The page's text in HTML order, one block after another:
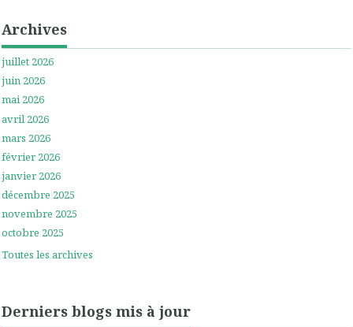
Archives
juillet 2026
juin 2026
mai 2026
avril 2026
mars 2026
février 2026
janvier 2026
décembre 2025
novembre 2025
octobre 2025
Toutes les archives
Derniers blogs mis à jour